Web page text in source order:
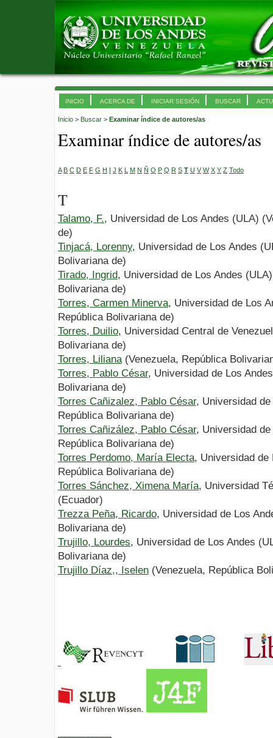
INICIO ACERCA DE INICIAR SESIÓN BUSCAR
Inicio > Buscar > Examinar índice de autores/as
Examinar índice de autores/as
A B C D E F G H I J K L M N Ñ O P Q R S T U V W X Y Z Todo
T
Talamo, F., Universidad de Los Andes (ULA)
de)
Tinjacá, Lorenny, Universidad de Los Andes
Bolivariana de)
Tirado, Ingrid, Universidad de Los Andes
Bolivariana de)
Torres, Carmen Minerva, Universidad de Los
República Bolivariana de)
Torres, Duilio, Universidad Central de
Bolivariana de)
Torres, Liliana(Venezuela, República
Torres, Pablo César, Universidad de Los
Bolivariana de)
Torres Cañizalez, Pablo César, Universidad
República Bolivariana de)
Torres Cañizález, Pablo César, Universidad
República Bolivariana de)
Torres Perdomo, María Electa, Universidad de
República Bolivariana de)
Torres Sánchez, Ximena María, Universidad
(Ecuador)
Trezza Peña, Ricardo, Universidad de Los
Bolivariana de)
Trujillo, Lourdes, Universidad de Los Andes
Bolivariana de)
Trujillo Díaz,, Iselen (Venezuela, República